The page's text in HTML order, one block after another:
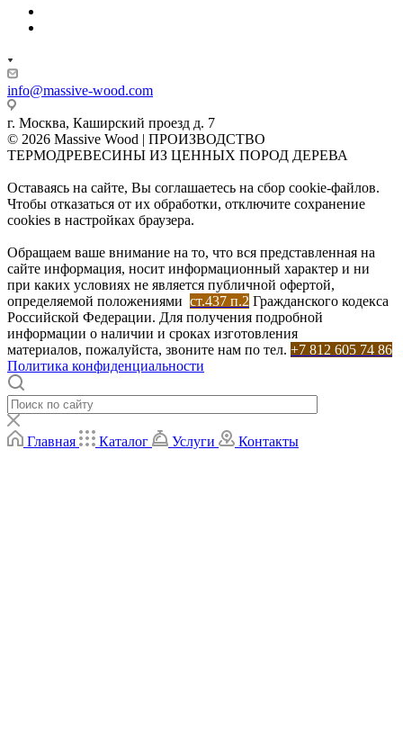
info@massive-wood.com
г. Москва, Каширский проезд д. 7
© 2026 Massive Wood | ПРОИЗВОДСТВО
ТЕРМОДРЕВЕСИНЫ ИЗ ЦЕННЫХ ПОРОД ДЕРЕВА
Оставаясь на сайте, Вы соглашаетесь на сбор cookie-файлов.
Чтобы отказаться от их обработки, отключите сохранение
cookies в настройках браузера.
Обращаем ваше внимание на то, что вся представленная на
сайте информация, носит информационный характер и ни
при каких условиях не является публичной офертой,
определяемой положениями ст.437 п.2 Гражданского кодекса
Российской Федерации. Для получения подробной
информации о наличии и сроках изготовления
материалов, пожалуйста, звоните нам по тел. +7 812 605 74 86
Политика конфиденциальности
Главная Каталог Услуги Контакты